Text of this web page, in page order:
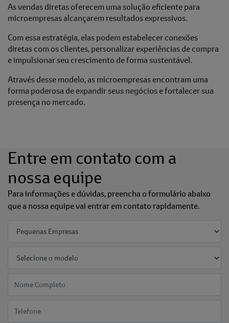
As vendas diretas oferecem uma solução eficiente para
microempresas alcançarem resultados expressivos.
Com essa estratégia, elas podem estabelecer conexões
diretas com os clientes, personalizar experiências de compra
e impulsionar seu crescimento de forma sustentável.
Através desse modelo, as microempresas encontram uma
forma poderosa de expandir seus negócios e fortalecer sua
presença no mercado.
Entre em contato com a
nossa equipe
Para informações e dúvidas, preencha o formulário abaixo
que a nossa equipe vai entrar em contato rapidamente.